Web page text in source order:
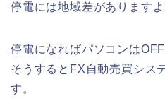
停電には地域差がありますよ
停電になればパソコンはOFF
そうするとFX自動売買シス
す。